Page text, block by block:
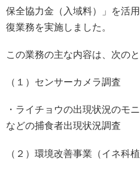
保全協力金（入域料）」を活
復業務を実施しました。
この業務の主な内容は、次のと
（１）センサーカメラ調査
・ライチョウの出現状況のモ
などの捕食者出現状況調査
（２）環境改善事業（イネ科植